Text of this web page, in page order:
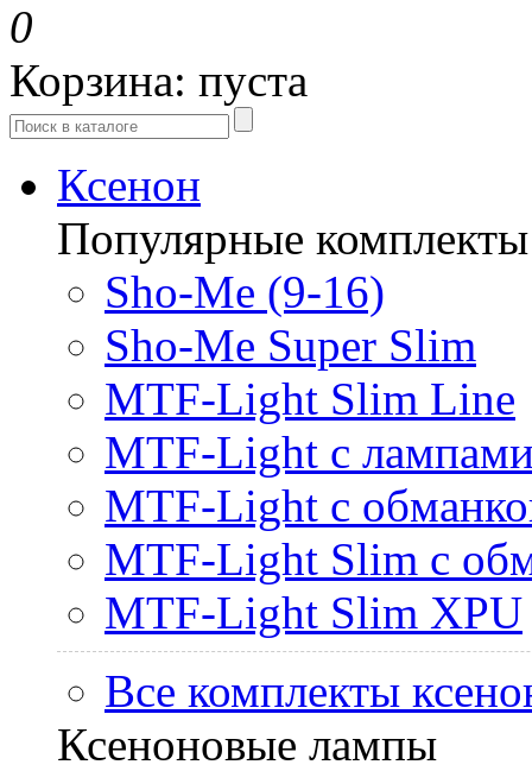
0
Корзина: пуста
Ксенон
Популярные комплекты
Sho-Me (9-16)
Sho-Me Super Slim
MTF-Light Slim Line
MTF-Light с
MTF-Light с
MTF-Light Slim с
MTF-Light Slim XPU
Все комплекты
Ксеноновые лампы